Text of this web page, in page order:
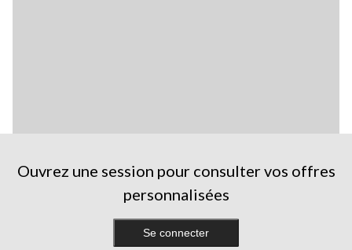
Ouvrez une session pour consulter vos offres
personnalisées
Se connecter